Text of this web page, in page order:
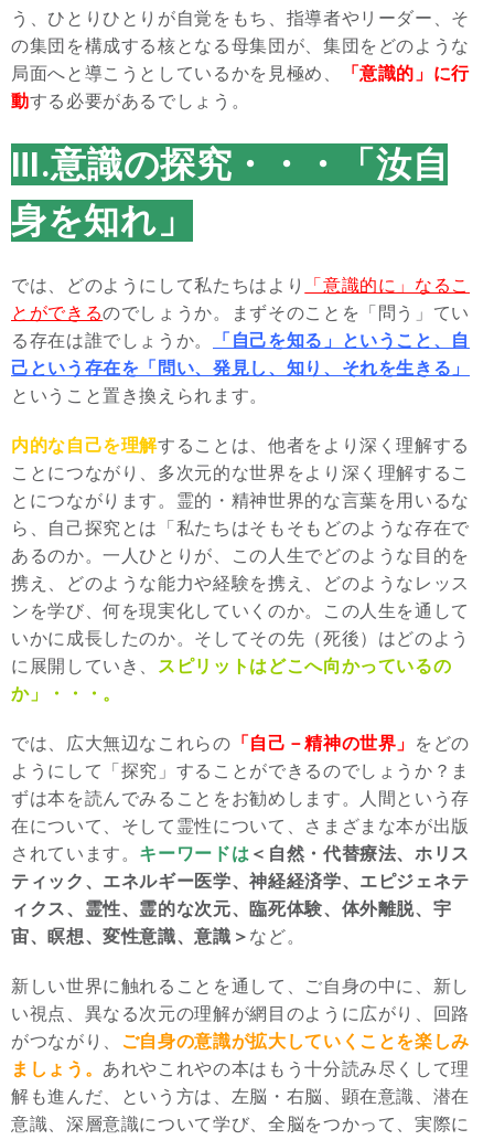
う、ひとりひとりが自覚をもち、指導者やリーダー、そ
の集団を構成する核となる母集団が、集団をどのような
局面へと導こうとしているかを見極め、
「意識的」に行
動する必要があるでしょう。
Ⅲ.意識の探究・・・「汝自
身を知れ」
では、どのようにして私たちはより
「意識的に」なるこ
とができるのでしょうか。まずそのことを「問う」てい
る存在は誰でしょうか。
「自己を知る」ということ、 自
己という存在を「問い、発見し、知り、それを生きる」
ということ置き換えられます。
内的な自己を理解することは、他者をより深く理解する
ことにつながり、多次元的な世界をより深く理解するこ
とにつながります。霊的・精神世界的な言葉を用いるな
ら、自己探究とは「私たちはそもそもどのような存在で
あるのか。一人ひとりが、この人生でどのような目的を
携え、どのような能力や経験を携え、どのようなレッス
ンを学び、何を現実化していくのか。この人生を通して
いかに成長したのか。そしてその先（死後）はどのよう
に展開していき、 スピリットはどこへ向かっているの
か」・・・。
では、広大無辺なこれらの 「自己－精神の世界」 をどの
ようにして「探究」することができるのでしょうか？ま
ずは本を読んでみることをお勧めします。人間という存
在について、そして霊性について、さまざまな本が出版
されています。 キーワードは ＜自然・代替療法、ホリス
ティック、エネルギー医学、神経経済学、エピジェネテ
ィクス、霊性、霊的な次元、臨死体験、体外離脱、宇
宙、瞑想、変性意識、意識＞ など。
新しい世界に触れることを通して、ご自身の中に、新し
い視点、異なる次元の理解が網目のように広がり、回路
がつながり、 ご自身の意識が拡大していくことを楽しみ
ましょう。 あれやこれやの本はもう十分読み尽くして理
解も進んだ、という方は、左脳・右脳、顕在意識、潜在
意識、深層意識について学び、全脳をつかって、実際に